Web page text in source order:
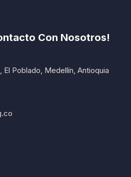
Con Nosotros!
El Poblado, Medellín, Antioquia